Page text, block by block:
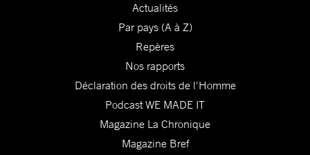
Actualités
Par pays (A à Z)
Repères
Nos rapports
Déclaration des droits de l'Homme
Podcast WE MADE IT
Magazine La Chronique
Magazine Bref